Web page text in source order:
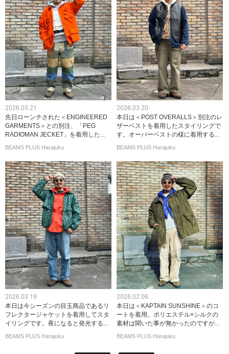
2026.03.21
先日ローンチされた＜ENGINEERED
GARMENTS＞との別注、「PEG
RADIOMAN JECKET」を着用した...
BEAMS PLUS Harajuku
2026.03.20
本日は＜POST OVERALLS＞別注のレ
ザーベストを着用したスタイリングで
す。オーバーベストの様に着用する...
BEAMS PLUS Harajuku
2026.03.19
本日は今シーズンの目玉商品であるリ
フレクタージャケットを着用してスタ
イリングです。夜になると発光する...
BEAMS PLUS Harajuku
2026.02.06
本日は＜KAPTAIN SUNSHINE＞のコ
ートを着用。ポリエステル×シルクの
素材は聞いた事が無かったのですが...
BEAMS PLUS Harajuku